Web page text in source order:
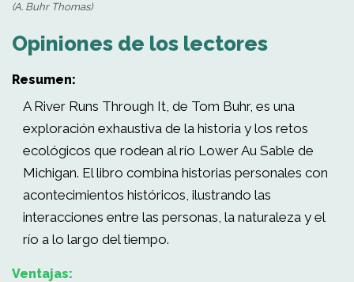
(A. Buhr Thomas)
Opiniones de los lectores
Resumen:
A River Runs Through It, de Tom Buhr, es una
exploración exhaustiva de la historia y los retos
ecológicos que rodean al río Lower Au Sable de
Michigan. El libro combina historias personales con
acontecimientos históricos, ilustrando las
interacciones entre las personas, la naturaleza y el
río a lo largo del tiempo.
Ventajas: